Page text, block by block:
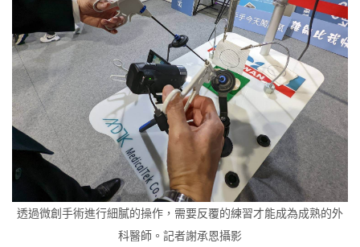
透過微創手術進行細膩的操作，需要反覆的練習才能成為成熟的外
科醫師。記者謝承恩攝影